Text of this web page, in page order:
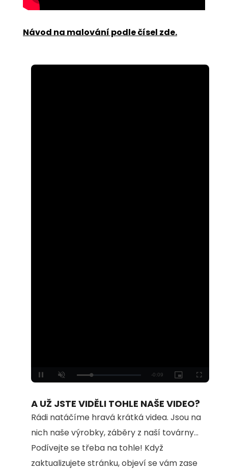
Návod na malování podle čísel zde.
Unmute Loaded:
100.00%
A UŽ JSTE VIDĚLI TOHLE NAŠE VIDEO?
Rádi natáčíme hravá krátká videa. Jsou na
nich naše výrobky, záběry z naší továrny...
Podívejte se třeba na tohle! Když
zaktualizujete stránku, objeví se vám zase